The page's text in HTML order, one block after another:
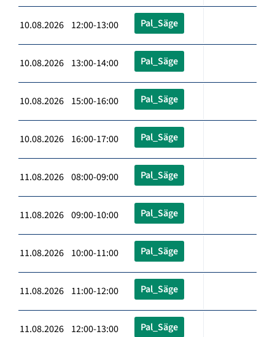
10.08.2026 12:00-13:00 Pal_Säge
10.08.2026 13:00-14:00 Pal_Säge
10.08.2026 15:00-16:00 Pal_Säge
10.08.2026 16:00-17:00 Pal_Säge
11.08.2026 08:00-09:00 Pal_Säge
11.08.2026 09:00-10:00 Pal_Säge
11.08.2026 10:00-11:00 Pal_Säge
11.08.2026 11:00-12:00 Pal_Säge
11.08.2026 12:00-13:00 Pal_Säge